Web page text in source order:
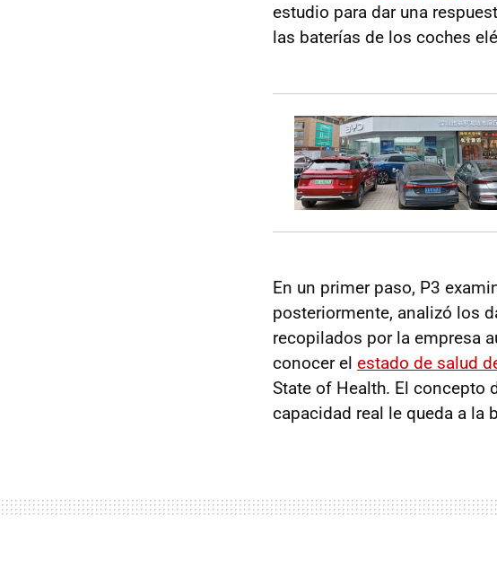
estudio para dar una
las baterías de los coches
En un primer paso, P3
posteriormente, analizó los
recopilados por la empresa
conocer el estado de salud
State of Health. El concepto
capacidad real le queda a la